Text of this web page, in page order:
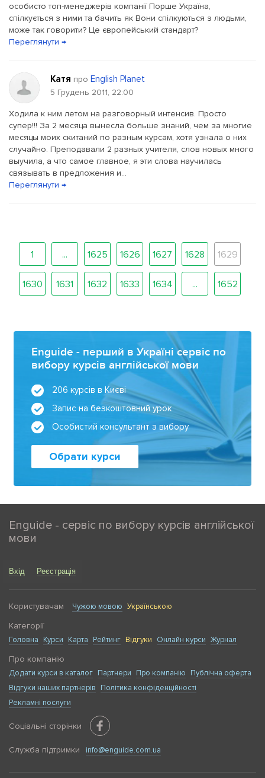
особисто топ-менеджерів компанії Порше Україна,
спілкується з ними та бачить як Вони спілкуються з людьми,
може так говорити? Це європейський стандарт?
Переглянути →
Катя про English Planet
5 Грудень 2011, 22:00
Ходила к ним летом на разговорный интенсив. Просто
супер!!! За 2 месяца вынесла больше знаний, чем за многие
месяцы моих скитаний по разным курсам, хотя узнала о них
случайно. Преподавали 2 разных учителя, слов новых много
выучила, а что самое главное, я эти слова научилась
связывать в предложения и...
Переглянути →
1 ... 1625 1626 1627 1628 1629
1630 1631 1632 1633 1634 ... 1652
Enguide - перший в Україні сервіс по
вибору курсів англійської мови
206 курсів в Києві
Запис на безкоштовний урок
Особистий консультант з вибору
Обрати курси
Enguide - сервіс по вибору курсів англійської
мови
Вхід Реєстрація
Користувачам Чужою мовою Українською
Категорії
Головна Курси Карта Рейтинг Відгуки Онлайн курси Журнал
Про компанію
Додати курси в каталог Партнери Про компанію
Публічна оферта
Відгуки наших партнерів
Політика конфіденційності
Рекламні послуги
Соціальні сторінки
Служба підтримки info@enguide.com.ua